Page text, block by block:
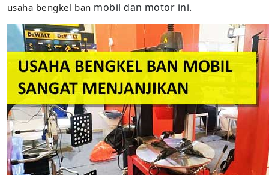
usaha bengkel ban mobil dan motor ini.